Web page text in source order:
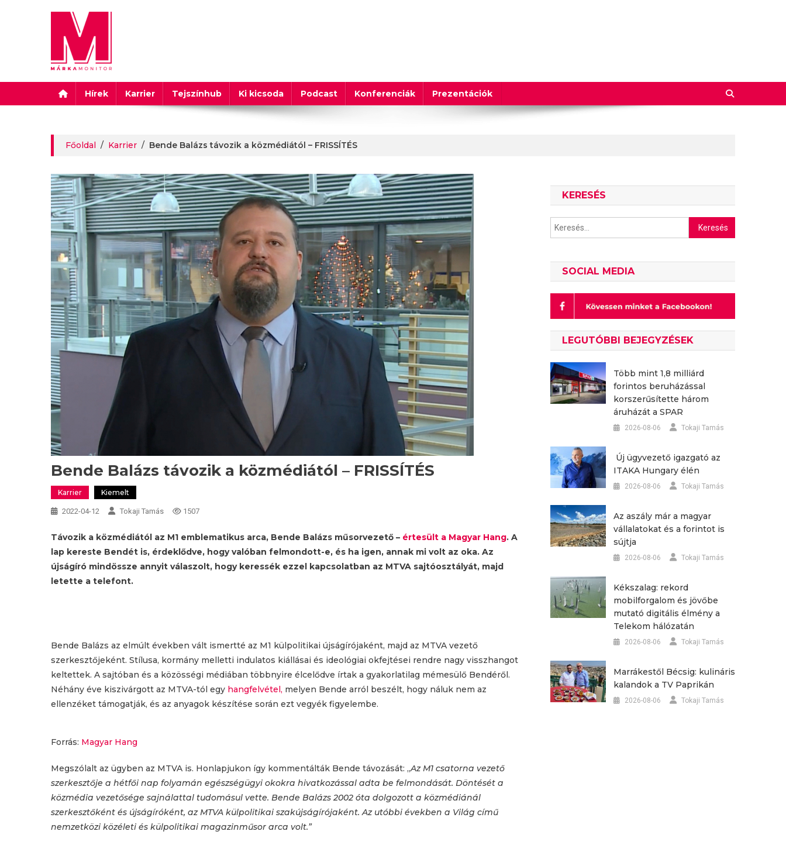
Márkamonitor
Hírek Karrier Tejszínhub Ki kicsoda Podcast Konferenciák Prezentációk
Főoldal / Karrier / Bende Balázs távozik a közmédiától – FRISSÍTÉS
Bende Balázs távozik a közmédiától – FRISSÍTÉS
Karrier Kiemelt
2022-04-12 Tokaji Tamás 1507
Távozik a közmédiától az M1 emblematikus arca, Bende Balázs műsorvezető – értesült a Magyar Hang. A
lap kereste Bendét is, érdeklődve, hogy valóban felmondott-e, és ha igen, annak mi volt az oka. Az
újságíró mindössze annyit válaszolt, hogy keressék ezzel kapcsolatban az MTVA sajtóosztályát, majd
letette a telefont.
Bende Balázs az elmúlt években vált ismertté az M1 külpolitikai újságírójaként, majd az MTVA vezető
szerkesztőjeként. Stílusa, kormány melletti indulatos kiállásai és ideológiai okfejtései rendre nagy visszhangot
keltettek. A sajtóban és a közösségi médiában többnyire élcelődve írtak a gyakorlatilag mémesülő Bendéről.
Néhány éve kiszivárgott az MTVA-tól egy hangfelvétel, melyen Bende arról beszélt, hogy náluk nem az
ellenzéket támogatják, és az anyagok készítése során ezt vegyék figyelembe.
Forrás: Magyar Hang
Megszólalt az ügyben az MTVA is. Honlapjukon így kommentálták Bende távozását: „Az M1 csatorna vezető
szerkesztője a hétfői nap folyamán egészségügyi okokra hivatkozással adta be felmondását. Döntését a
közmédia vezetősége sajnálattal tudomásul vette. Bende Balázs 2002 óta dolgozott a közmédiánál
szerkesztőként és újságíróként, az MTVA külpolitikai szakújságírójaként. Az utóbbi években a Világ című
nemzetközi közéleti és külpolitikai magazinműsor arca volt.”
KERESÉS
Keresés:
SOCIAL MEDIA
LEGUTÓBBI BEJEGYZÉSEK
Több mint 1,8 milliárd
forintos beruházással
korszerűsítette három
áruházát a SPAR
2026-08-06 Tokaji Tamás
Új ügyvezető igazgató az
ITAKA Hungary élén
2026-08-06 Tokaji Tamás
Az aszály már a magyar
vállalatokat és a forintot is
sújtja
2026-08-06 Tokaji Tamás
Kékszalag: rekord
mobilforgalom és jövőbe
mutató digitális élmény a
Telekom hálózatán
2026-08-06 Tokaji Tamás
Marrákestől Bécsig: kulináris
kalandok a TV Paprikán
2026-08-06 Tokaji Tamás